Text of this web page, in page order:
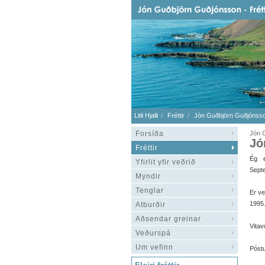
Litli Hjalli Fréttir Jón Guðbjörn
Forsíða
Fréttir
Yfirlit yfir veðrið
Myndir
Tenglar
Atburðir
Aðsendar greinar
Veðurspá
Um vefinn
Jón
Ég
Er
1995.